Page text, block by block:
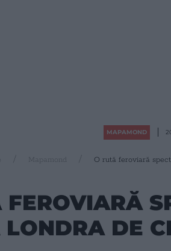
MAPAMOND
O rută feroviară
FEROVIARĂ
LONDRA DE